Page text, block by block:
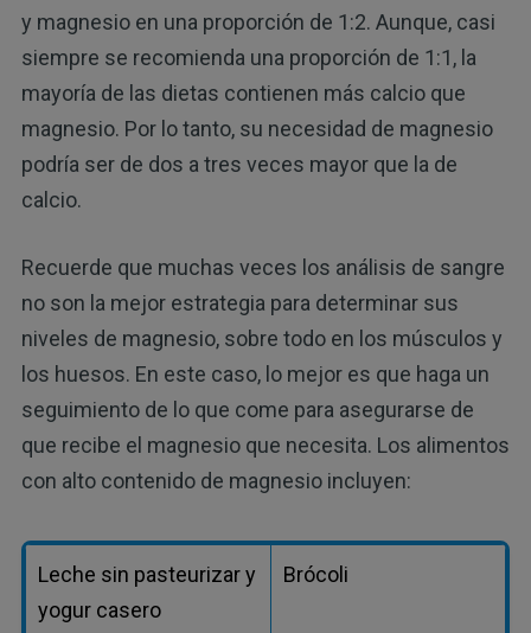
y magnesio en una proporción de 1:2. Aunque, casi
siempre se recomienda una proporción de 1:1, la
mayoría de las dietas contienen más calcio que
magnesio. Por lo tanto, su necesidad de magnesio
podría ser de dos a tres veces mayor que la de
calcio.
Recuerde que muchas veces los análisis de sangre
no son la mejor estrategia para determinar sus
niveles de magnesio, sobre todo en los músculos y
los huesos. En este caso, lo mejor es que haga un
seguimiento de lo que come para asegurarse de
que recibe el magnesio que necesita. Los alimentos
con alto contenido de magnesio incluyen:
Leche sin pasteurizar y
yogur casero
Brócoli